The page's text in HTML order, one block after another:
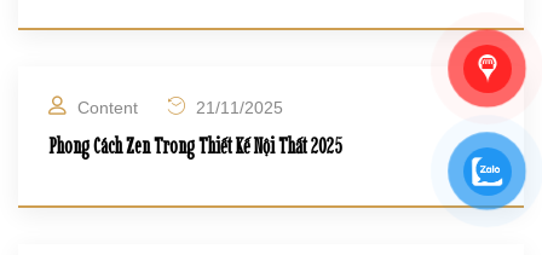
Content 21/11/2025
Phong Cách Zen Trong Thiết Kế Nội Thất 2025